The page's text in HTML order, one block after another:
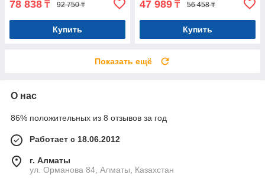
78 838 ₸ 92 750 ₸
Купить
47 989 ₸ 56 458 ₸
Купить
Показать ещё
О нас
86% положительных из 8 отзывов за год
Работает с 18.06.2012
г. Алматы
ул. Орманова 84, Алматы, Казахстан